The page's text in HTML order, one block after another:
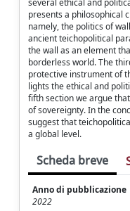
several ethical and
presents a philosophical
namely, the politics of
ancient teichopolitical
the wall as an element
borderless world. The
protective instrument of
lights the ethical and
fifth section we argue
of sovereignty. In the
suggest that
a global level.
Scheda breve
Anno di pubblicazione
2022